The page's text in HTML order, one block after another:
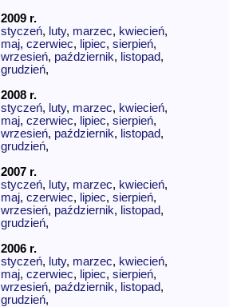
2009 r.
styczeń, luty, marzec, kwiecień,
maj, czerwiec, lipiec, sierpień,
wrzesień, październik, listopad,
grudzień,
2008 r.
styczeń, luty, marzec, kwiecień,
maj, czerwiec, lipiec, sierpień,
wrzesień, październik, listopad,
grudzień,
2007 r.
styczeń, luty, marzec, kwiecień,
maj, czerwiec, lipiec, sierpień,
wrzesień, październik, listopad,
grudzień,
2006 r.
styczeń, luty, marzec, kwiecień,
maj, czerwiec, lipiec, sierpień,
wrzesień, październik, listopad,
grudzień,